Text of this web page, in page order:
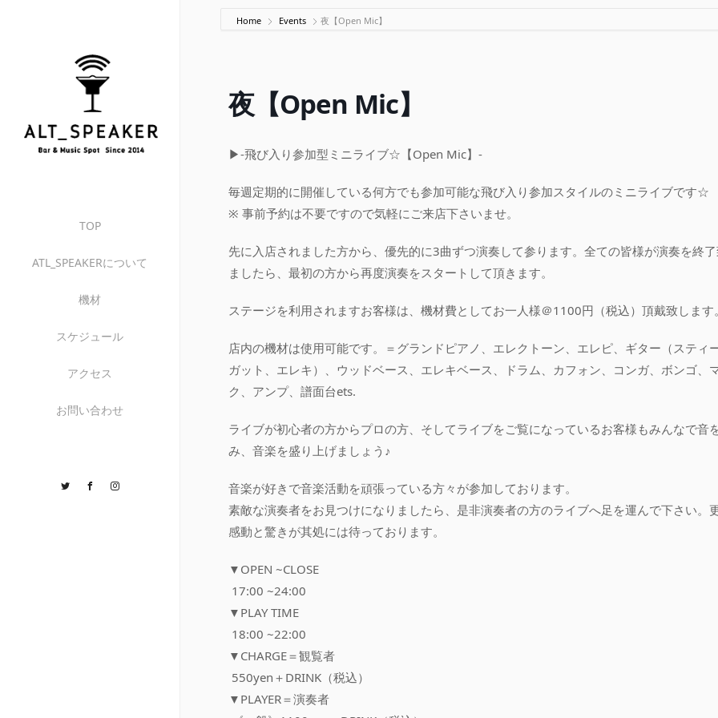
TOP
ATL_SPEAKERについて
機材
スケジュール
アクセス
お問い合わせ
TwitterFacebook
Home Events 夜【Open Mic】
夜【Open Mic】
▶-飛び入り参加型ミニライブ☆【Open Mic】-
毎週定期的に開催している何方でも参加可能な飛び入り参加スタイルのミニライブです☆
※ 事前予約は不要ですので気軽にご来店下さいませ。
先に入店されました方から、優先的に3曲ずつ演奏して参ります。全ての皆様が演奏を終了
ましたら、最初の方から再度演奏をスタートして頂きます。
ステージを利用されますお客様は、機材費としてお一人様＠1100円（税込）頂戴致します。
店内の機材は使用可能です。＝グランドピアノ、エレクトーン、エレピ、ギター（スティ
ガット、エレキ）、ウッドベース、エレキベース、ドラム、カフォン、コンガ、ボンゴ、
ク、アンプ、譜面台ets.
ライブが初心者の方からプロの方、そしてライブをご覧になっているお客様もみんなで音
み、音楽を盛り上げましょう♪
音楽が好きで音楽活動を頑張っている方々が参加しております。
素敵な演奏者をお見つけになりましたら、是非演奏者の方のライブへ足を運んで下さい。
感動と驚きが其処には待っております。
▼OPEN ~CLOSE
17:00 ~24:00
▼PLAY TIME
18:00 ~22:00
▼CHARGE＝観覧者
550yen＋DRINK（税込）
▼PLAYER＝演奏者